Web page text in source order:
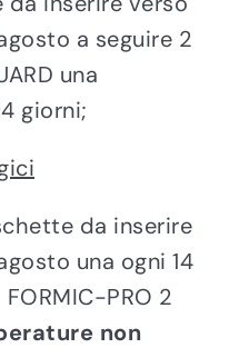
a seguire 2
una
giorni;
da inserire
una ogni 14
PRO 2
non